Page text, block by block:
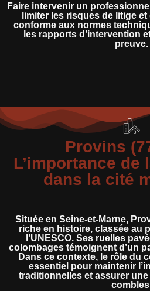
Faire intervenir un
limiter les risques de litige
conforme aux normes
les rapports d’intervention
preuve.
Provins
L’importance de
dans la cité
Située en Seine-et-Marne,
riche en histoire, classée au
l’UNESCO. Ses ruelles
colombages témoignent d’un
Dans ce contexte, le rôle du
essentiel pour maintenir
traditionnelles et assurer